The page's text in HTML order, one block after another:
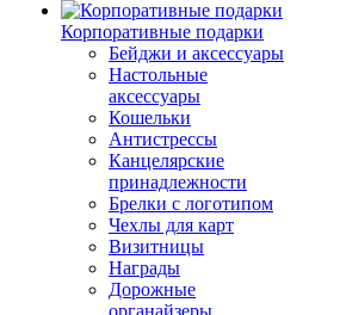
Корпоративные подарки
Бейджи и аксессуары
Настольные
аксессуары
Кошельки
Антистрессы
Канцелярские
принадлежности
Брелки с логотипом
Чехлы для карт
Визитницы
Награды
Дорожные
органайзеры